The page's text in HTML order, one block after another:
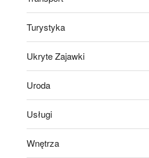
Turystyka
Ukryte Zajawki
Uroda
Usługi
Wnętrza